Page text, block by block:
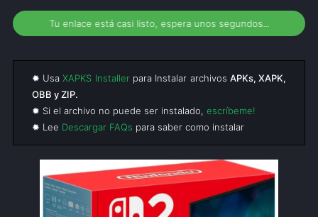
Tu enlace está casi listo, espera unos segundos...
✹ UsaXAPKS Installerpara Instalar archivos APKs, XAPK,
OBB y ZIP.
✹ Si el archivo no puede ser instalado, escríbeme!
✹ Lee Descargar FAQs para saber como instalar